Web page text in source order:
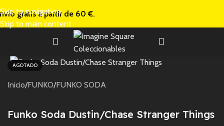
Skip to navigation
Skip to main content
gratis apartir de 60 €.
AGOTADO
Inicio/FUNKO/FUNKO SODA
Funko Soda Dustin/Chase Stranger Things